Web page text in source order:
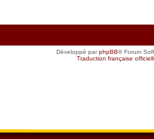
Développé parphpBB® Forum
Traduction française